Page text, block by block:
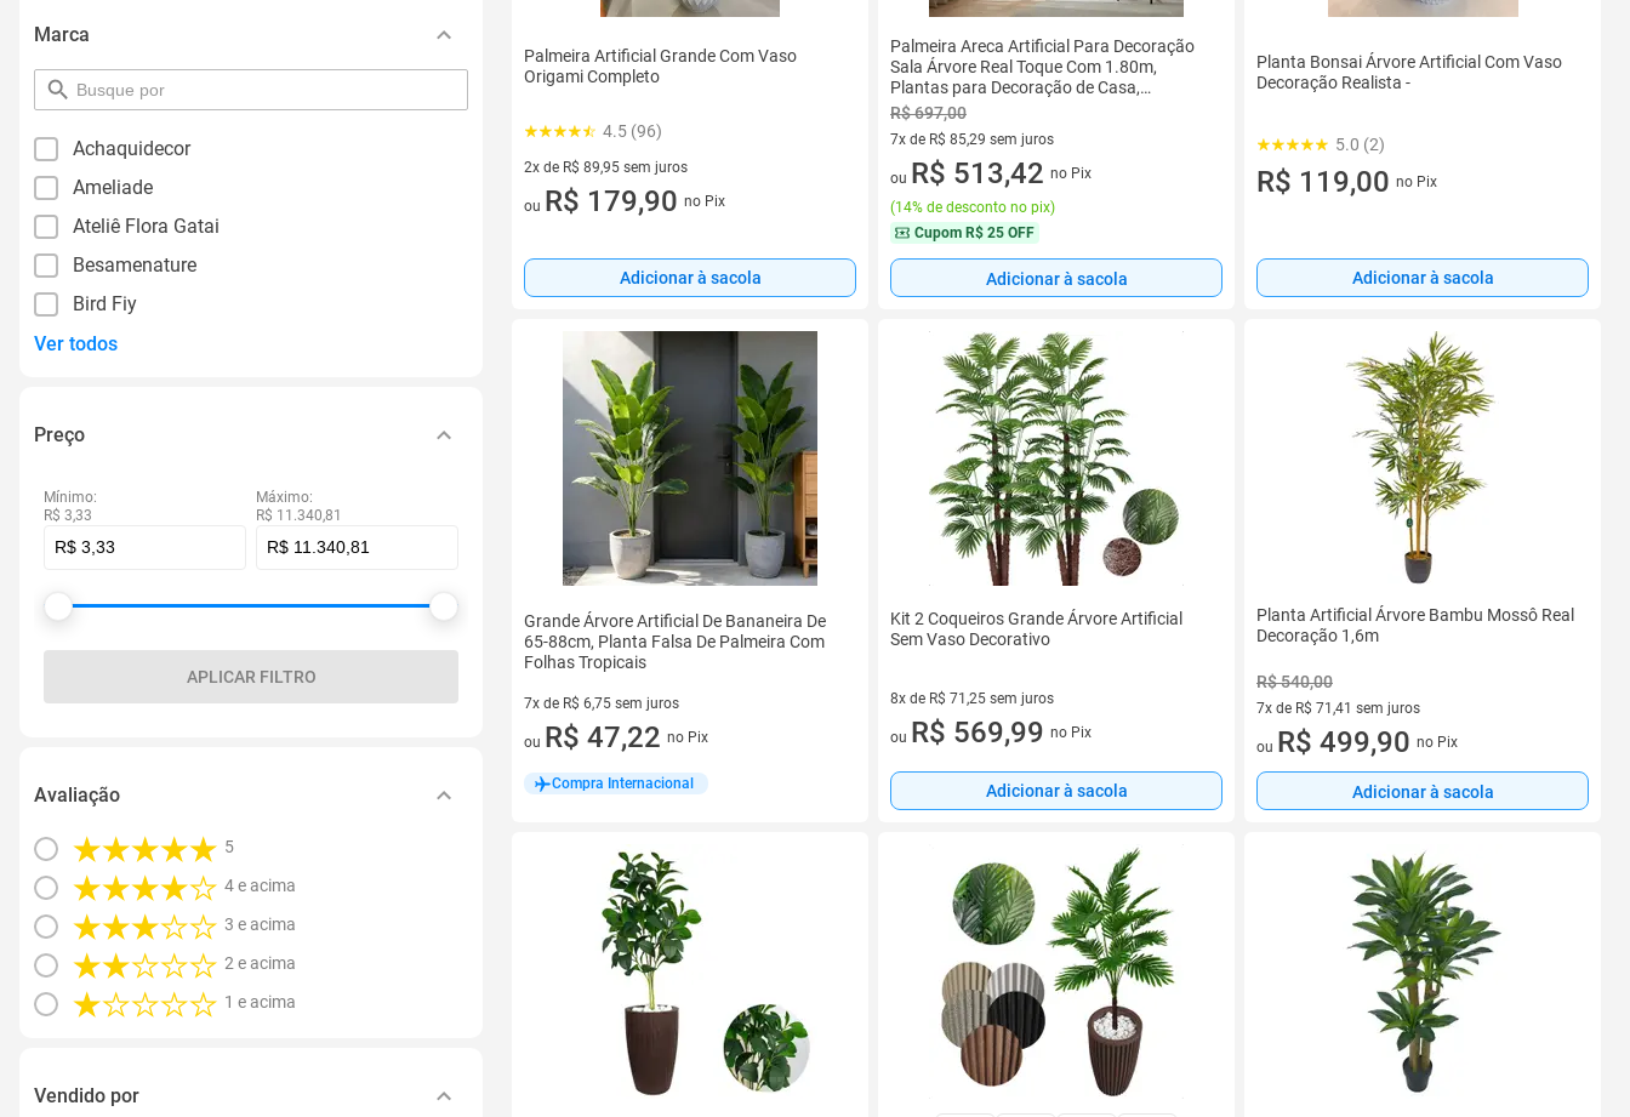
Marca
pesquisar
por
Achaquidecor
Ameliade
Ateliê Flora Gatai
Besamenature
Bird Fiy
Ver todos
Preço
Mínimo:
R$ 3,33
Máximo:
R$ 11.340,81
APLICAR FILTRO
Avaliação
5
4 e acima
3 e acima
2 e acima
1 e acima
Vendido por
Palmeira Artificial Grande Com Vaso
Origami Completo
4.5 (96)
2x de R$ 89,95 sem juros
2 vez de R$ 89,95 sem juros
ou R$ 179,90 no Pix
Adicionar à sacola
Palmeira Areca Artificial Para Decoração
Sala Árvore Real Toque Com 1.80m,
Plantas para Decoração de Casa,
Escritório, Sala De Estar.
R$ 697,00
7x de R$ 85,29 sem juros
7 vez de R$ 85,29 sem juros
ou R$ 513,42 no Pix
(14% de desconto no pix)
Cupom R$ 25 OFF
Adicionar à sacola
Planta Bonsai Árvore Artificial Com Vaso
Decoração Realista -
5.0 (2)
R$ 119,00 no Pix
Adicionar à sacola
Grande Árvore Artificial De Bananeira De
65-88cm, Planta Falsa De Palmeira Com
Folhas Tropicais
7x de R$ 6,75 sem juros
7 vez de R$ 6,75 sem juros
ou R$ 47,22 no Pix
Compra Internacional
Kit 2 Coqueiros Grande Árvore Artificial
Sem Vaso Decorativo
8x de R$ 71,25 sem juros
8 vez de R$ 71,25 sem juros
ou R$ 569,99 no Pix
Adicionar à sacola
Planta Artificial Árvore Bambu Mossô Real
Decoração 1,6m
R$ 540,00
7x de R$ 71,41 sem juros
7 vez de R$ 71,41 sem juros
ou R$ 499,90 no Pix
Adicionar à sacola